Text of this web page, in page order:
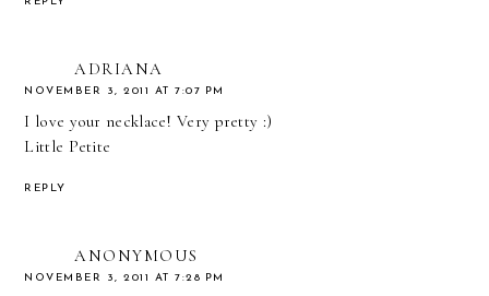
ADRIANA
NOVEMBER 3, 2011 AT 7:07 PM
I love your necklace! Very pretty :)
Little Petite
REPLY
ANONYMOUS
NOVEMBER 3, 2011 AT 7:28 PM